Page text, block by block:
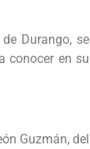
Durango, se
conocer en su
Guzmán, del